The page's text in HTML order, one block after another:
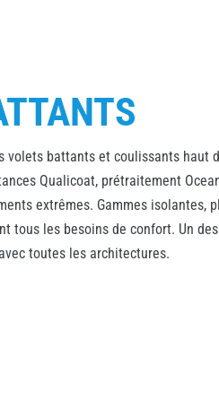
volets battants et coulissants haut
Qualicoat, prétraitement
extrêmes. Gammes isolantes,
tous les besoins de confort. Un
toutes les architectures.